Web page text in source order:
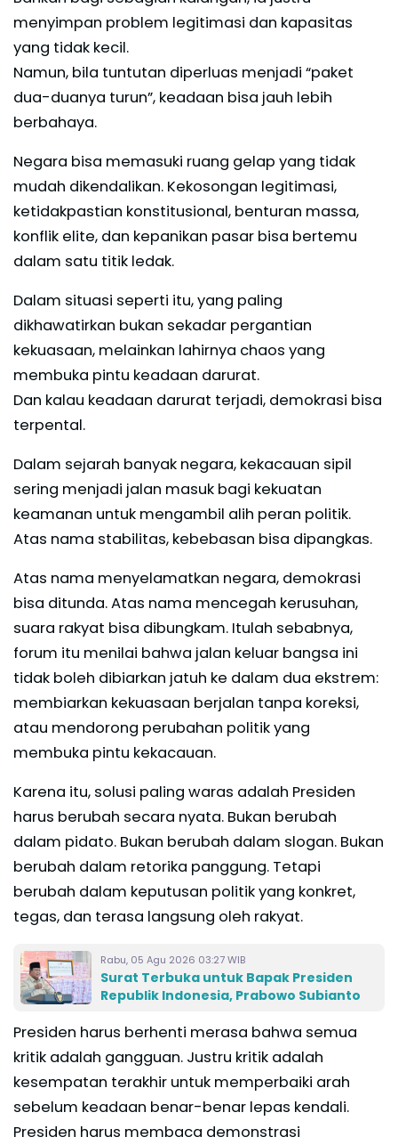
menyimpan problem legitimasi dan kapasitas
yang tidak kecil.
Namun, bila tuntutan diperluas menjadi “paket
dua-duanya turun”, keadaan bisa jauh lebih
berbahaya.
Negara bisa memasuki ruang gelap yang tidak
mudah dikendalikan. Kekosongan legitimasi,
ketidakpastian konstitusional, benturan massa,
konflik elite, dan kepanikan pasar bisa bertemu
dalam satu titik ledak.
Dalam situasi seperti itu, yang paling
dikhawatirkan bukan sekadar pergantian
kekuasaan, melainkan lahirnya chaos yang
membuka pintu keadaan darurat.
Dan kalau keadaan darurat terjadi, demokrasi bisa
terpental.
Dalam sejarah banyak negara, kekacauan sipil
sering menjadi jalan masuk bagi kekuatan
keamanan untuk mengambil alih peran politik.
Atas nama stabilitas, kebebasan bisa dipangkas.
Atas nama menyelamatkan negara, demokrasi
bisa ditunda. Atas nama mencegah kerusuhan,
suara rakyat bisa dibungkam. Itulah sebabnya,
forum itu menilai bahwa jalan keluar bangsa ini
tidak boleh dibiarkan jatuh ke dalam dua ekstrem:
membiarkan kekuasaan berjalan tanpa koreksi,
atau mendorong perubahan politik yang
membuka pintu kekacauan.
Karena itu, solusi paling waras adalah Presiden
harus berubah secara nyata. Bukan berubah
dalam pidato. Bukan berubah dalam slogan. Bukan
berubah dalam retorika panggung. Tetapi
berubah dalam keputusan politik yang konkret,
tegas, dan terasa langsung oleh rakyat.
Rabu, 05 Agu 2026 03:27 WIB
Surat Terbuka untuk Bapak Presiden
Republik Indonesia, Prabowo Subianto
Presiden harus berhenti merasa bahwa semua
kritik adalah gangguan. Justru kritik adalah
kesempatan terakhir untuk memperbaiki arah
sebelum keadaan benar-benar lepas kendali.
Presiden harus membaca demonstrasi